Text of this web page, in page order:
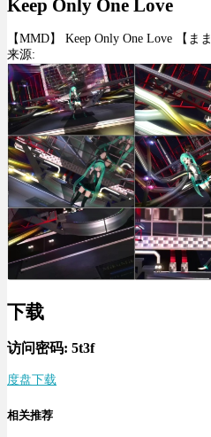
Keep Only One Love
【MMD】 Keep Only One Love 【
来源:
下载
访问密码: 5t3f
度盘下载
相关推荐